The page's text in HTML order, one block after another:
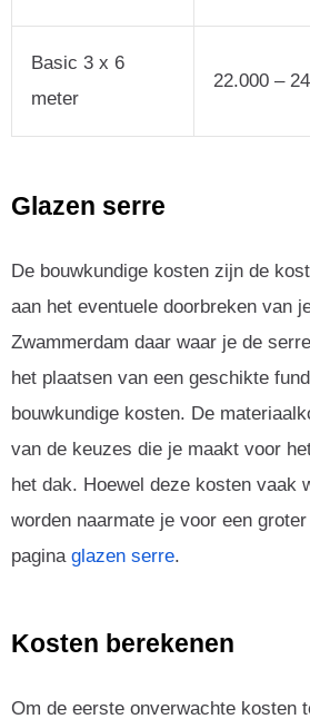
Basic 3 x 6
meter
22.000 –
Glazen serre
De bouwkundige kosten zijn de
aan het eventuele doorbreken van
Zwammerdam daar waar je de
het plaatsen van een geschikte
bouwkundige kosten. De
van de keuzes die je maakt voor
het dak. Hoewel deze kosten vaak
worden naarmate je voor een
pagina glazen serre.
Kosten berekenen
Om de eerste onverwachte kosten